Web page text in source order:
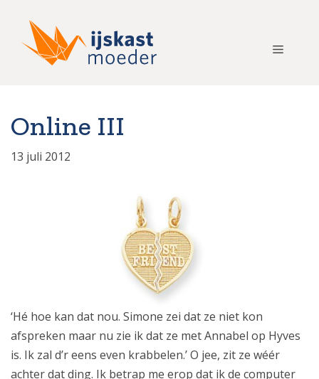
Menu
Online III
13 juli 2012
‘Hé hoe kan dat nou. Simone zei dat ze niet kon
afspreken maar nu zie ik dat ze met Annabel op Hyves
is. Ik zal d’r eens even krabbelen.’ O jee, zit ze wéér
achter dat ding. Ik betrap me erop dat ik de computer